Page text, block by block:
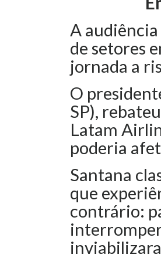
A
de setores
jornada a
O
SP),
Latam
poderia
Santana
que
contrário: